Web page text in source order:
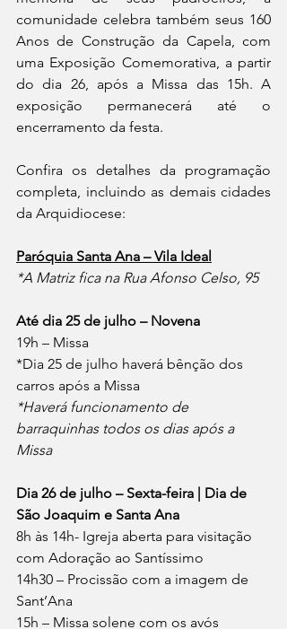
comunidade celebra também seus 160
Anos de Construção da Capela, com
uma Exposição Comemorativa, a partir
do dia 26, após a Missa das 15h. A
exposição permanecerá até o
encerramento da festa.
Confira os detalhes da programação
completa, incluindo as demais cidades
da Arquidiocese:
Paróquia Santa Ana – Vila Ideal
*A Matriz fica na Rua Afonso Celso, 95
Até dia 25 de julho – Novena
19h – Missa
*Dia 25 de julho haverá bênção dos
carros após a Missa
*Haverá funcionamento de
barraquinhas todos os dias após a
Missa
Dia 26 de julho – Sexta-feira | Dia de
São Joaquim e Santa Ana
8h às 14h- Igreja aberta para visitação
com Adoração ao Santíssimo
14h30 – Procissão com a imagem de
Sant’Ana
15h – Missa solene com os avós